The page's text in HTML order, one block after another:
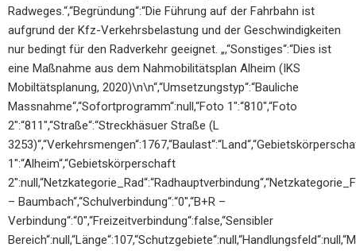
Radweges.“,“Begründung“:“Die Führung auf der Fahrbahn ist
aufgrund der Kfz-Verkehrsbelastung und der Geschwindigkeiten
nur bedingt für den Radverkehr geeignet. „,“Sonstiges“:“Dies ist
eine Maßnahme aus dem Nahmobilitätsplan Alheim (IKS
Mobiltätsplanung, 2020)\n\n“,“Umsetzungstyp“:“Bauliche
Massnahme“,“Sofortprogramm“:null,“Foto 1″:“810″,“Foto
2″:“811″,“Straße“:“Streckhäsuer Straße (L
1″:“Alheim“,“Gebietskörperschaft
– Baumbach“,“Schulverbindung“:“0″,“B+R –
Verbindung“:“0″,“Freizeitverbindung“:false,“Sensibler